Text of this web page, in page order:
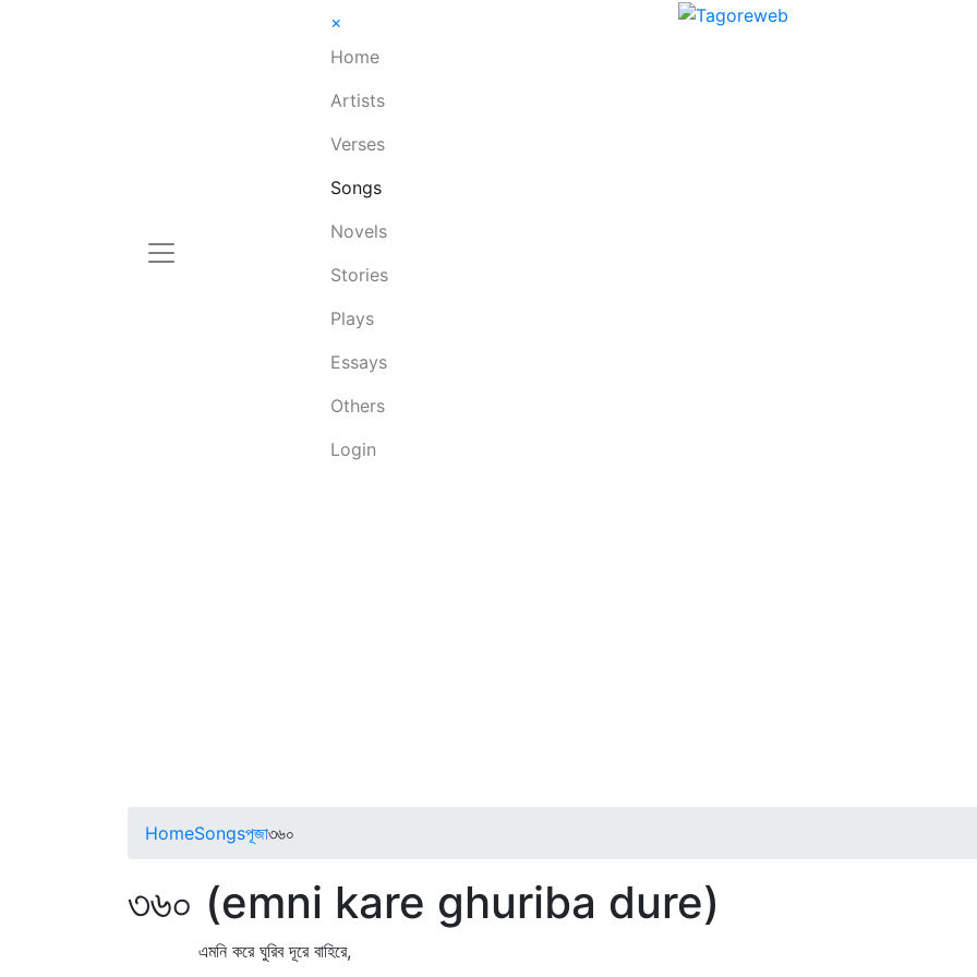
×
Home
Artists
Verses
Songs
Novels
Stories
Plays
Essays
Others
Login
HomeSongsপূজা৩৬০
৩৬০ (emni kare ghuriba dure)
এমনি করে ঘুরিব দূরে বাহিরে,